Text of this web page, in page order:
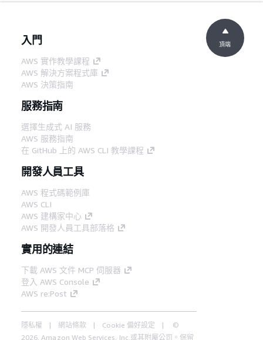
入門
AWS 實作教學課程
AWS 解決方案程式庫
AWS 決策指南
服務指南
選擇生成式 AI 服務
AWS 服務指南
在 GitHub 上的 AWS CLI 教學課程
開發人員工具
AWS 程式碼範例庫
AWS CLI
AWS 建構家中心
AWS 開發人員工具部落格
實用的連結
下載 AWS 文件 MCP 伺服器
登入 AWS Console
AWS re:Post
隱私權 網站條款 Cookie 偏好設定
©
2026, Amazon Web Services, Inc.或其附屬公司。保留
頂端